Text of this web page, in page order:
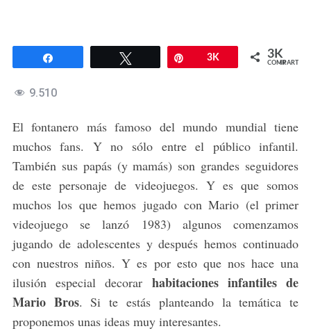
Twittear 3K 3K
COMPARTIR
9.510
El fontanero más famoso del mundo mundial tiene
muchos fans. Y no sólo entre el público infantil.
También sus papás (y mamás) son grandes seguidores
de este personaje de videojuegos. Y es que somos
muchos los que hemos jugado con Mario (el primer
videojuego se lanzó 1983) algunos comenzamos
jugando de adolescentes y después hemos continuado
con nuestros niños. Y es por esto que nos hace una
ilusión especial decorar habitaciones infantiles de
Mario Bros. Si te estás planteando la temática te
proponemos unas ideas muy interesantes.